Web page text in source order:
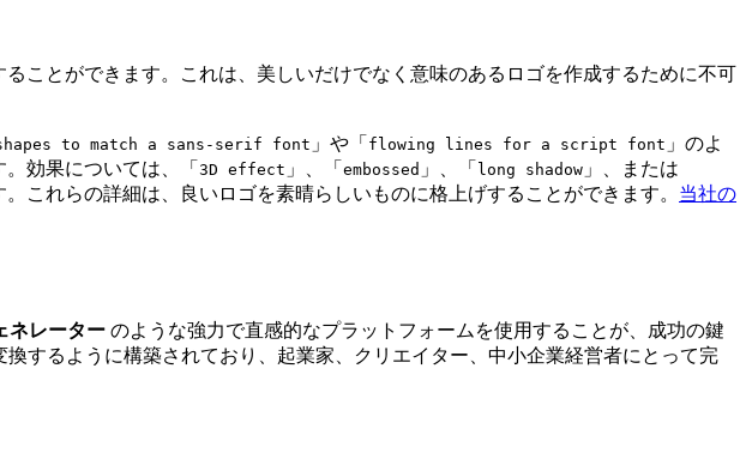
ことができます。これは、美しいだけでなく意味のあるロゴを作成するために不可
to match a sans-serif font 」や「 flowing lines for a script font 」のよ
効果については、「 3D effect 」、「 embossed 」、「 long shadow 」、または
これらの詳細は、良いロゴを素晴らしいものに格上げすることができます。 当社の
ネレーター のような強力で直感的なプラットフォームを使用することが、成功の鍵
するように構築されており、起業家、クリエイター、中小企業経営者にとって完